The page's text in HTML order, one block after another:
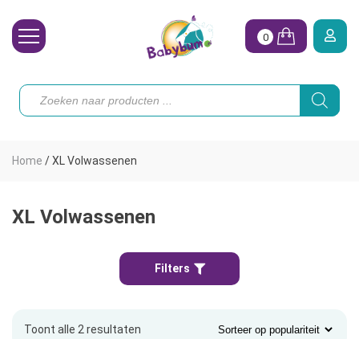
Toebehoren
Koopjes
0
Producten
zoeken
Home /XL Volwassenen
XL Volwassenen
Filters
Toont alle 2 resultaten